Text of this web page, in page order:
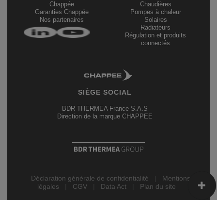
Chappée
Garanties Chappée
Nos partenaires
Chaudières
Pompes à chaleur
Solaires
Radiateurs
Régulation et produits
connectés
SIÈGE SOCIAL
BDR THERMEA France S.A.S
Direction de la marque CHAPPEE
Déclaration générale de confidentialité
Mentions
légales
CGV Data Act Plan du site